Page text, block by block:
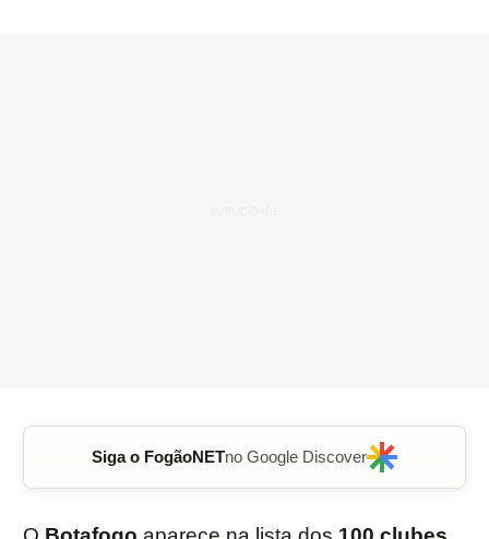
Siga o FogãoNETno Google Discover